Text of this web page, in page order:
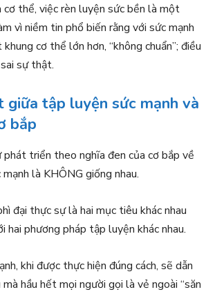
cơ thể, việc rèn luyện sức bền là một
vì niềm tin phổ biến rằng với sức mạnh
cơ thể lớn hơn, “không chuẩn”; điều
sự thật.
giữa tập luyện sức mạnh và
bắp
phát triển theo nghĩa đen của cơ bắp về
là KHÔNG giống nhau.
đại thực sự là hai mục tiêu khác nhau
hai phương pháp tập luyện khác nhau.
khi được thực hiện đúng cách, sẽ dẫn
hầu hết mọi người gọi là vẻ ngoài “săn